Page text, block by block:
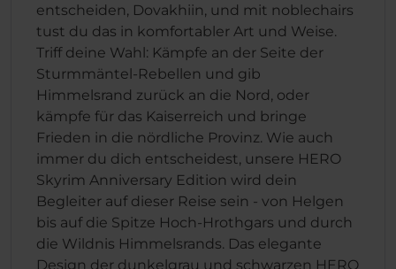
entscheiden, Dovakhiin, und mit noblechairs
tust du das in komfortabler Art und Weise.
Triff deine Wahl: Kämpfe an der Seite der
Sturmmäntel-Rebellen und gib
Himmelsrand zurück an die Nord, oder
kämpfe für das Kaiserreich und bringe
Frieden in die nördliche Provinz. Wie auch
immer du dich entscheidest, unsere HERO
Skyrim Anniversary Edition wird dein
Begleiter auf dieser Reise sein - von Helgen
bis auf die Spitze Hoch-Hrothgars und durch
die Wildnis Himmelsrands. Das elegante
Design der dunkelgrau und schwarzen HERO